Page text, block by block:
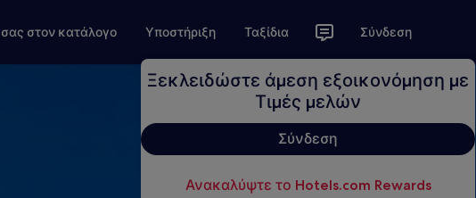
στον κατάλογο Υποστήριξη Ταξίδια Σύνδεση
Ξεκλειδώστε άμεση εξοικονόμηση με
Τιμές μελών
Σύνδεση
Ανακαλύψτε το Hotels.com Rewards